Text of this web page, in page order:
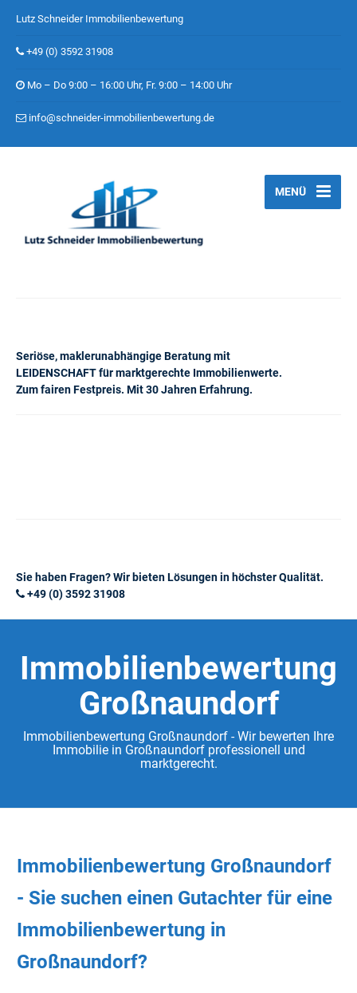
Lutz Schneider Immobilienbewertung
+49 (0) 3592 31908
Mo – Do 9:00 – 16:00 Uhr, Fr. 9:00 – 14:00 Uhr
info@schneider-immobilienbewertung.de
Seriöse, maklerunabhängige Beratung mit
LEIDENSCHAFT für marktgerechte Immobilienwerte.
Zum fairen Festpreis. Mit 30 Jahren Erfahrung.
MENÜ
Sie haben Fragen? Wir bieten Lösungen in höchster Qualität.
+49 (0) 3592 31908
Immobilienbewertung
Großnaundorf
Immobilienbewertung Großnaundorf - Wir bewerten Ihre
Immobilie in Großnaundorf professionell und
marktgerecht.
Immobilienbewertung Großnaundorf
- Sie suchen einen Gutachter für eine
Immobilienbewertung in
Großnaundorf?